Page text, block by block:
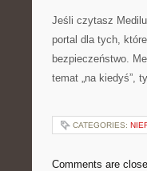
Jeśli czytasz
portal dla tych,
bezpieczeństwo.
temat „na kiedyś”,
CATEGORIES:
Comments are